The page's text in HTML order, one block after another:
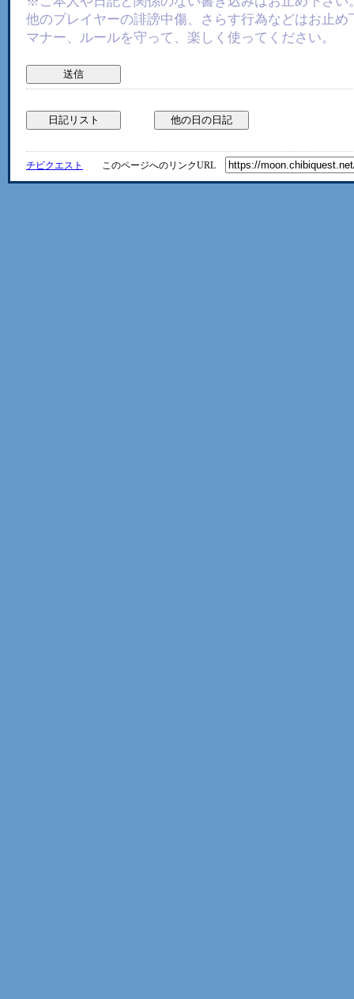
他のプレイヤーの誹謗中傷、さらす行為などはお止め
マナー、ルールを守って、楽しく使ってください。
チビクエスト このページへのリンクURL